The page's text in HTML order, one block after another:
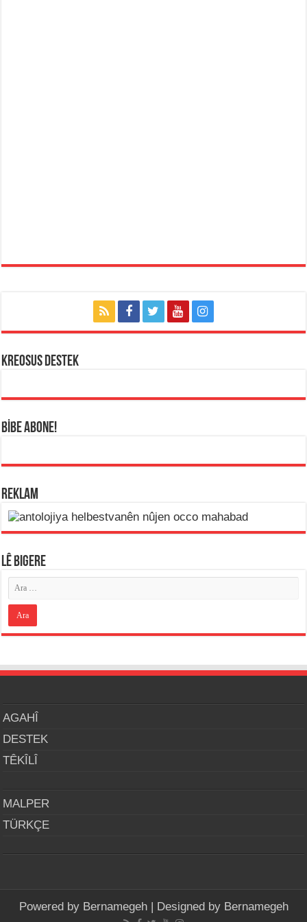
KREOSUS DESTEK
BİBE ABONE!
REKLAM
LÊ BIGERE
AGAHÎ
DESTEK
TÊKÎLÎ
MALPER
TÜRKÇE
Powered by Bernamegeh| Designed by Bernamegeh